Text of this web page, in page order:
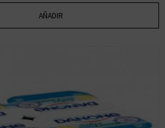
AÑADIR